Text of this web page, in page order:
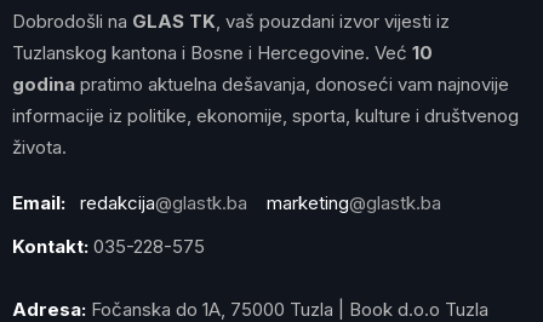
Dobrodošli na GLAS TK , vaš pouzdani izvor vijesti iz
Tuzlanskog kantona i Bosne i Hercegovine. Već 10
godina pratimo aktuelna dešavanja, donoseći vam najnovije
informacije iz politike, ekonomije, sporta, kulture i društvenog
života.
Email: redakcija@glastk.ba marketing@glastk.ba
Kontakt: 035-228-575
Adresa: Fočanska do 1A, 75000 Tuzla | Book d.o.o Tuzla